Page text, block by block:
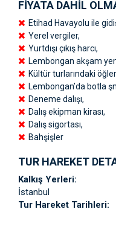
FIYATA DAHIL
Etihad Havayolu ile
Yerel vergiler,
Yurtdışı çıkış harcı,
Lembongan akşam
Kültür turlarındaki
Lembongan’da botla
Deneme dalışı,
Dalış ekipman kirası,
Dalış sigortası,
Bahşişler
TUR HAREKET
Kalkış Yerleri:
İstanbul
Tur Hareket Tarihleri: